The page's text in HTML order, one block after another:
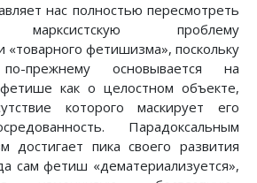
нас полностью пересмотреть
марксистскую проблему
«товарного фетишизма», поскольку
прежнему основывается на
как о целостном объекте,
которого маскирует его
Парадоксальным
достигает пика своего развития
сам фетиш «дематериализуется»,